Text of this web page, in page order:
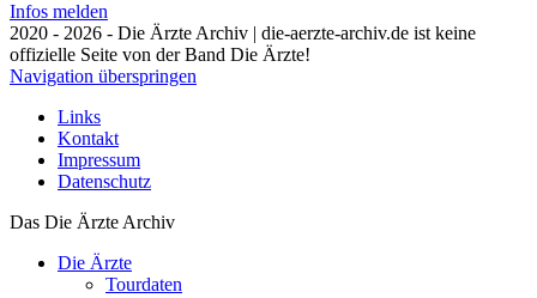
Infos melden
2020 - 2026 - Die Ärzte Archiv | die-aerzte-archiv.de ist keine
offizielle Seite von der Band Die Ärzte!
Navigation überspringen
Links
Kontakt
Impressum
Datenschutz
Das Die Ärzte Archiv
Die Ärzte
Tourdaten